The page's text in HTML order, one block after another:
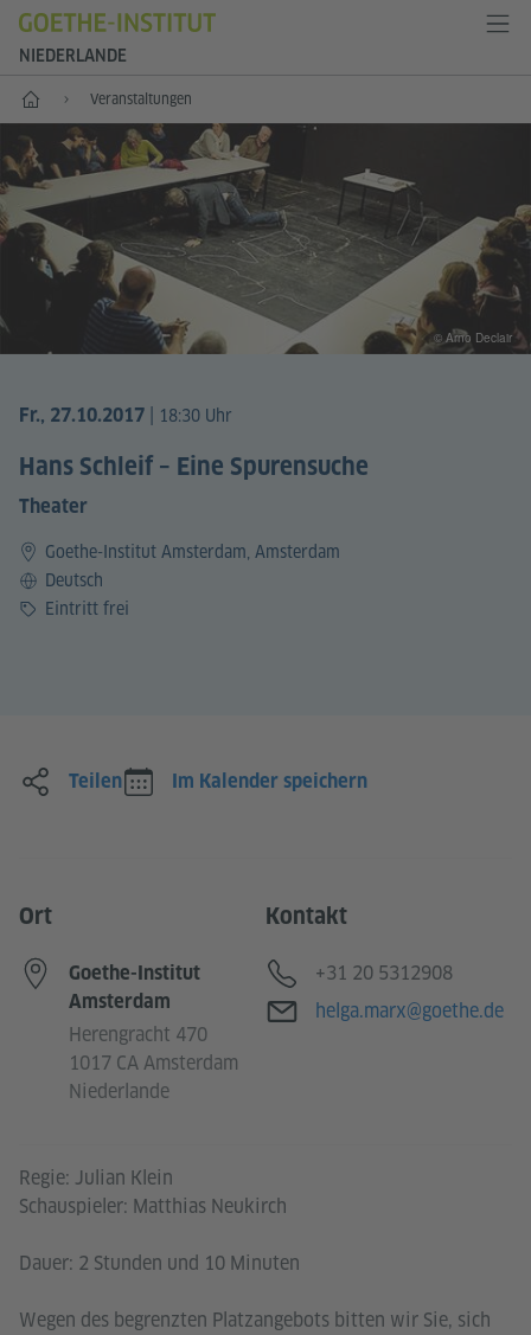
NIEDERLANDE
Start Veranstaltungen
Fr., 27.10.2017 18:30 Uhr
Hans Schleif – Eine Spurensuche
Theater
Goethe-Institut Amsterdam, Amsterdam
SpracheDeutsch
PreisEintritt frei
© Arno Declair
Regie: Julian Klein
Schauspieler: Matthias Neukirch
Dauer: 2 Stunden und 10 Minuten
Wegen des begrenzten Platzangebots bitten wir Sie, sich
Teilen Im Kalender speichern
Ort
Goethe-Institut
Amsterdam
Herengracht 470
1017 CA Amsterdam
Niederlande
Kontakt
Telefon
+31 20 5312908
E-Mail
helga.marx@goethe.de